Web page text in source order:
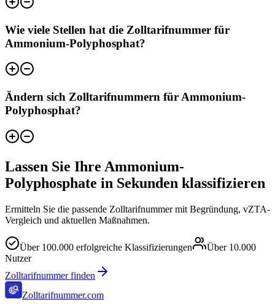
Wie viele Stellen hat die Zolltarifnummer für
Ammonium-Polyphosphat?
Ändern sich Zolltarifnummern für Ammonium-
Polyphosphat?
Lassen Sie Ihre Ammonium-
Polyphosphate in Sekunden klassifizieren
Ermitteln Sie die passende Zolltarifnummer mit Begründung, vZTA-
Vergleich und aktuellen Maßnahmen.
Über 100.000 erfolgreiche Klassifizierungen Über 10.000
Nutzer
Zolltarifnummer finden
Zolltarifnummer.com